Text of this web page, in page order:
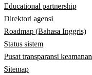
Educational partnership
Direktori agensi
Roadmap (Bahasa Inggris)
Status sistem
Pusat transparansi keamanan
Sitemap